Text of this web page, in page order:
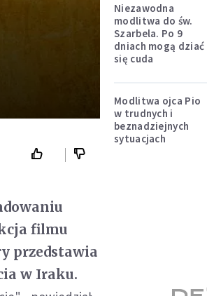
filmu
przedstawia
w Iraku.
Niezawodna
modlitwa do św.
Szarbela. Po 9
dniach mogą dziać
się cuda
Modlitwa ojca Pio
w trudnych i
beznadziejnych
sytuacjach